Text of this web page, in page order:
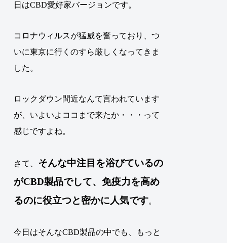
日はCBD愛好家バージョンです。
コロナウィルスが猛威を奮っており、つ
いに東京に行くのすら厳しくなってきま
した。
ロックダウン間近なんて言われています
が、いよいよココまで来たか・・・って
感じですよね。
さて、 そんな中注目を浴びているの
がCBD製品でして、免疫力を高め
るのに役立つと密かに人気です。
今日はそんなCBD製品の中でも、もっと